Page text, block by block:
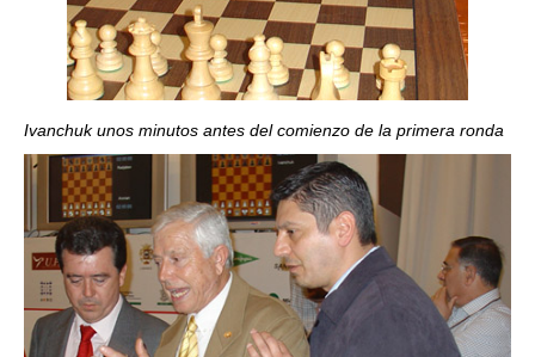
Ivanchuk unos minutos antes del comienzo de la primera ronda